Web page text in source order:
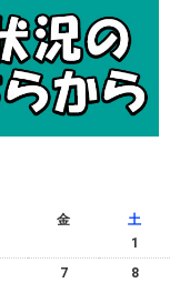
金
土
1
7
8